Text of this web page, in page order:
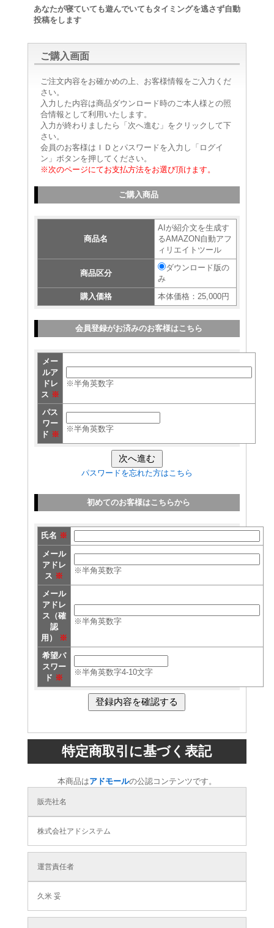
あなたが寝ていても遊んでいてもタイミングを逃さず自動
投稿をします
ご購入画面
ご注文内容をお確かめの上、お客様情報をご入力くだ
さい。
入力した内容は商品ダウンロード時のご本人様との照
合情報として利用いたします。
入力が終わりましたら「次へ進む」をクリックして下
さい。
会員のお客様はＩＤとパスワードを入力し「ログイ
ン」ボタンを押してください。
※次のページにてお支払方法をお選び頂けます。
ご購入商品
商品名
AIが紹介文を生成す
るAMAZON自動アフ
ィリエイトツール
商品区分
ダウンロード版の
み
購入価格
本体価格：25,000円
会員登録がお済みのお客様はこちら
メー
ルア
ドレ
ス ※
※半角英数字
パス
ワー
ド ※
※半角英数字
パスワードを忘れた方はこちら
初めてのお客様はこちらから
氏名 ※
メール
アドレ
ス ※
※半角英数字
メール
アドレ
ス（確
認
用）
※
※半角英数字
希望パ
スワー
ド ※
※半角英数字4-10文字
特定商取引に基づく表記
本商品はアドモールの公認コンテンツです。
販売社名
株式会社アドシステム
運営責任者
久米 妥